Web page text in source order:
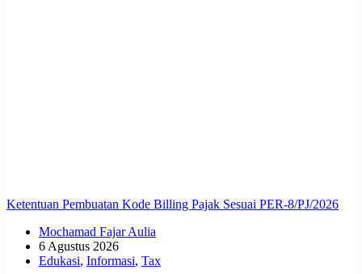
Ketentuan Pembuatan Kode Billing Pajak Sesuai PER-8/PJ/2026
Mochamad Fajar Aulia
6 Agustus 2026
Edukasi, Informasi, Tax